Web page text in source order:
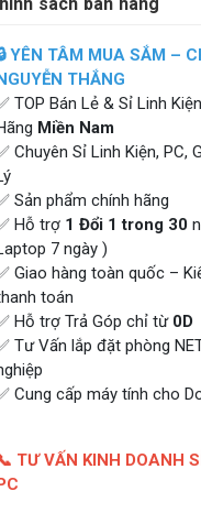
YÊN TÂM MUA SẮM –
THẮNG
TOP Bán Lẻ & Sỉ Linh
Miền Nam
Chuyên Sỉ Linh Kiện, PC,
Sản phẩm chính hãng
Hỗ trợ 1 Đổi 1 trong 30
7 ngày )
Giao hàng toàn quốc –
toán
Hỗ trợ Trả Góp chỉ từ 0D
Tư Vấn lắp đặt phòng
Cung cấp máy tính cho
TƯ VẤN KINH DOANH